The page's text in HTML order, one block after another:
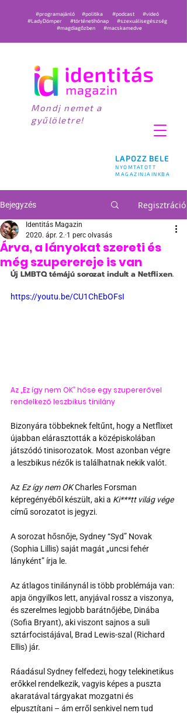
LAPOZZ BELE
NYOMTATOTT
MAGAZINJAINKBA
#programajánló #politika #podcast
#videó
#LadyDömper
#történetihónap
#szexuálisegészség
#magdiagőzben
#macskamedve
Mondj nemet a
gyűlöletre!
Bejegyzés Regisztráció
Árva, a lányokat szereti és
még szuperereje is van
Identitás Magazin
2020. ápr. 2. 1 perc olvasás
Új LMBTQ témájú sorozat indult a Netflixen.
https://youtu.be/CU1ChEbOFsI
Az „Ez így nem OK” hőse egy szupererővel
rendelkező leszbikus tinilány
Bizonyára többeknek feltűnt, hogy a Netflixet
újabban elárasztották a középiskolában
játszódó tinisorozatok. Most azonban végre
a leszbikus nézők is találhatnak nekik valót.
Az Ez így nem OK Charles Forsman
képregényéből készült, aki a Ki***tt világ vége
című sorozatot is jegyzi.
A sorozat hősnője, Sydney “Syd” Novak
(Sophia Lillis) saját magát „uncsi fehér
lányként” írja le.
Az átlagos tinilánynál is több problémája van:
apja öngyilkos lett, anyjával rossz a viszonya,
és szerelmes legjobb barátnőjébe, Dinába
(Sofia Bryant), aki viszont sajnos a suli
sztárfocistájával, Brad Lewis-szal (Richard
Ellis) jár.
Ráadásul Sydney felfedezi, hogy telekinetikus
erőkkel rendelkezik, vagyis képes a puszta
akaratával tárgyakat mozgatni és
elpusztítani – ám erről senkivel nem tud